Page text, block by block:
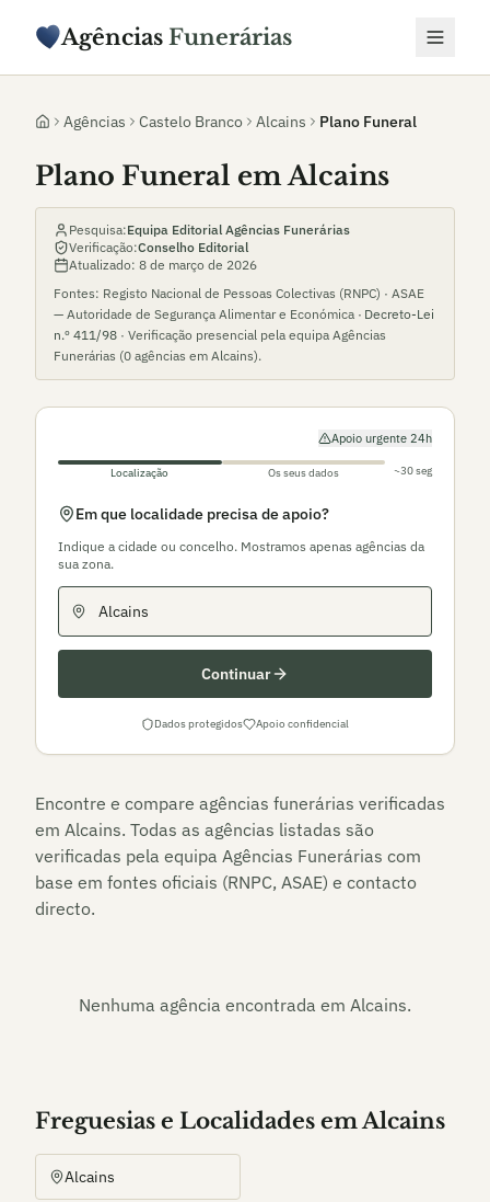
Agências Funerárias
Agências Castelo Branco Alcains Plano Funeral
Plano Funeral em Alcains
Pesquisa:Equipa Editorial Agências Funerárias
Verificação:Conselho Editorial
Atualizado: 8 de março de 2026
Fontes: Registo Nacional de Pessoas Colectivas (RNPC) · ASAE
— Autoridade de Segurança Alimentar e Económica · Decreto-Lei
n.º 411/98 · Verificação presencial pela equipa Agências
Funerárias (0 agências em Alcains).
Apoio urgente 24h
Localização Os seus dados ~30 seg
Em que localidade precisa de apoio?
Indique a cidade ou concelho. Mostramos apenas agências da
sua zona.
Continuar
Dados protegidos Apoio confidencial
Encontre e compare agências funerárias verificadas
em Alcains. Todas as agências listadas são
verificadas pela equipa Agências Funerárias com
base em fontes oficiais (RNPC, ASAE) e contacto
directo.
Nenhuma agência encontrada em Alcains.
Freguesias e Localidades emAlcains
Alcains